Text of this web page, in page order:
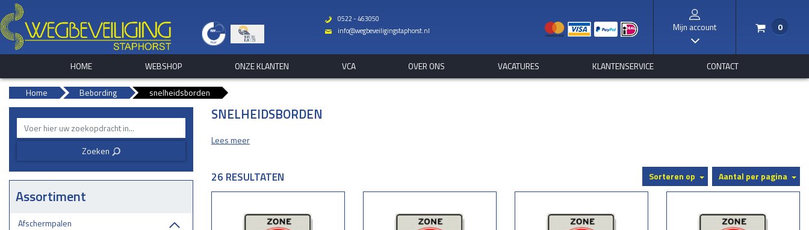
b 0522 - 463050
% info@wegbeveiligingstaphorst.nl Mijn account
I
/ 0
HOME WEBSHOP ONZE KLANTEN VCA OVER ONS VACATURES KLANTENSERVICE CONTACT
Home Bebording snelheidsborden
Zoeken 3
Assortiment
Afschermpalen
SNELHEIDSBORDEN
Lees meer
26 RESULTATEN Aantal per pagina
Sorteren op